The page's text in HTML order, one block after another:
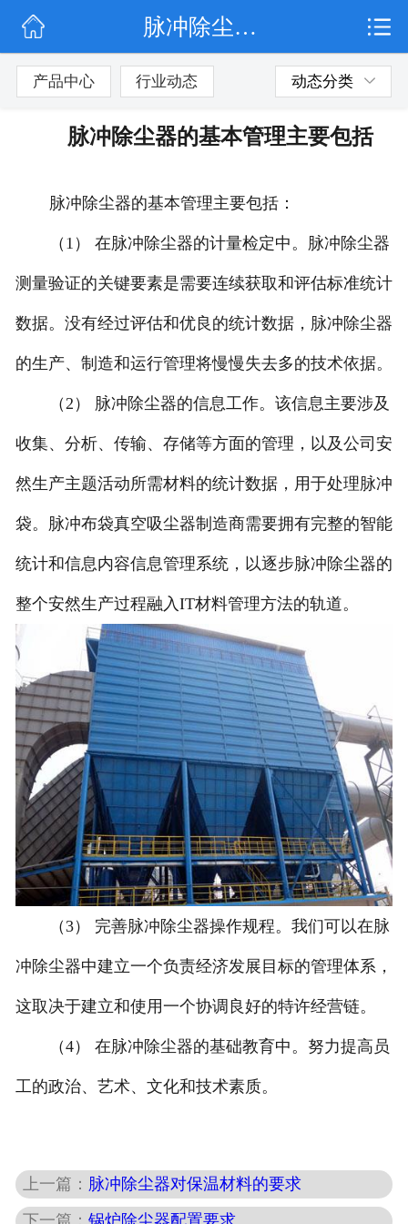
公司简介
联系我们
脉冲除尘器的基本管理主要包括
产品中心 行业动态 动态分类
脉冲除尘器的基本管理主要包括
脉冲除尘器的基本管理主要包括：
（1） 在脉冲除尘器的计量检定中。脉冲除尘器
测量验证的关键要素是需要连续获取和评估标准统计
数据。没有经过评估和优良的统计数据，脉冲除尘器
的生产、制造和运行管理将慢慢失去多的技术依据。
（2） 脉冲除尘器的信息工作。该信息主要涉及
收集、分析、传输、存储等方面的管理，以及公司安
然生产主题活动所需材料的统计数据，用于处理脉冲
袋。脉冲布袋真空吸尘器制造商需要拥有完整的智能
统计和信息内容信息管理系统，以逐步脉冲除尘器的
整个安然生产过程融入IT材料管理方法的轨道。
（3） 完善脉冲除尘器操作规程。我们可以在脉
冲除尘器中建立一个负责经济发展目标的管理体系，
这取决于建立和使用一个协调良好的特许经营链。
（4） 在脉冲除尘器的基础教育中。努力提高员
工的政治、艺术、文化和技术素质。
上一篇： 脉冲除尘器对保温材料的要求
下一篇：锅炉除尘器配置要求